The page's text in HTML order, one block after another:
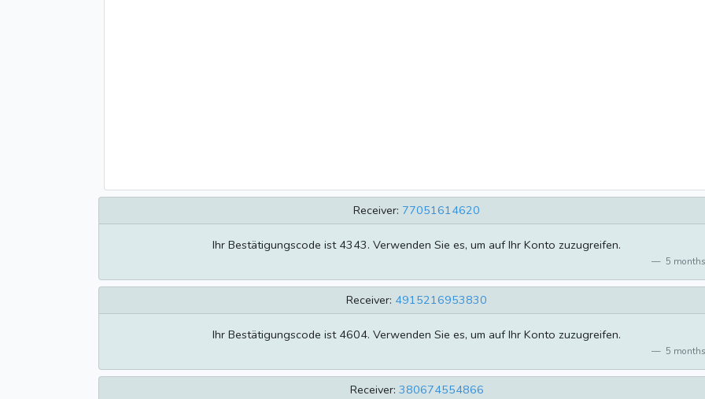
Receiver: 77051614620
Ihr Bestätigungscode ist 4343. Verwenden Sie es, um auf Ihr Konto zuzugreifen.
5
Receiver: 4915216953830
Ihr Bestätigungscode ist 4604. Verwenden Sie es, um auf Ihr Konto zuzugreifen.
5
Receiver: 380674554866